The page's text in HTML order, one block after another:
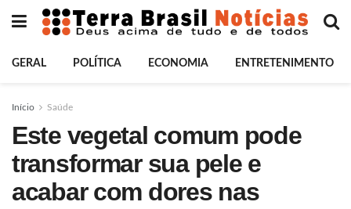
GERAL POLÍTICA ECONOMIA ENTRETENIMENTO
Início Saúde
Este vegetal comum pode
transformar sua pele e
acabar com dores nas